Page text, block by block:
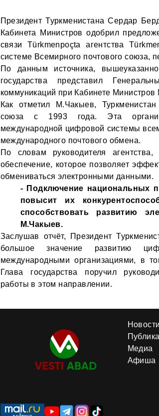
Президент Туркменистана Сердар
Кабинета Министров одобрил
связи Türkmenpoçta агентства
системе Всемирного почтового союза,
По данным источника,
государства представил
коммуникаций при Кабинете
Как отметил М.Чакыев,
союза с 1993 года. Эта
международной цифровой системы
международного почтового обмена.
По словам руководителя
обеспечение, которое позволяет
обмениваться электронными данными.
- Подключение национальных
повысит их
способствовать развитию
М.Чакыев.
Заслушав отчёт, Президент
большое значение развитию
международными организациями, в
Глава государства поручил
работы в этом направлении.
Новости
Медиа
Афиша